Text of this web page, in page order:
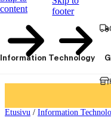
content
footer
Information Technology
Etusivu / Information